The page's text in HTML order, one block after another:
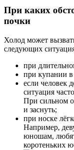
При каких
почки
Холод может
следующих
при
при купании в
если человек
ситуация
При сильном
и заснуть;
при носке
Например,
юношам,
коротеньких